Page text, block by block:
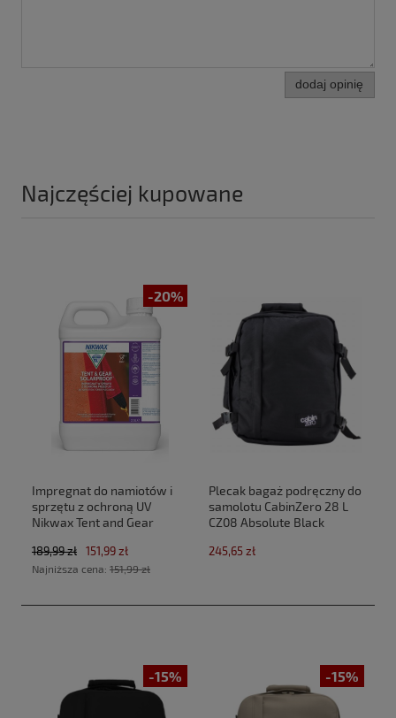
dodaj opinię
Najczęściej kupowane
-20%
Impregnat do namiotów i
sprzętu z ochroną UV
Nikwax Tent and Gear
189,99 zł 151,99 zł
Najniższa cena: 151,99 zł
Plecak bagaż podręczny do
samolotu CabinZero 28 L
CZ08 Absolute Black
Air)
245,65 zł
-15% -15%